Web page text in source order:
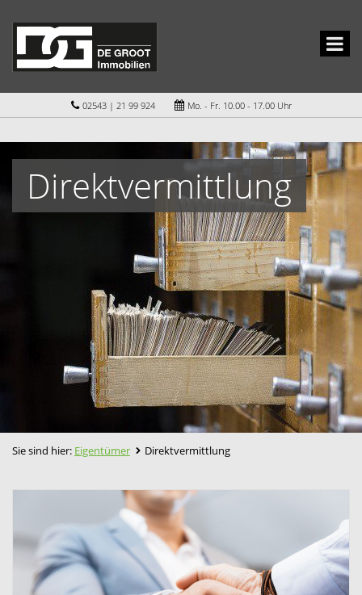
02543 | 21 99 924 Mo. - Fr. 10.00 - 17.00 Uhr
Direktvermittlung
Sie sind hier: Eigentümer Direktvermittlung